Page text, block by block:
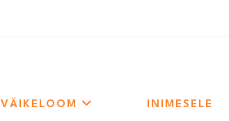
VÄIKELOOM INIMESELE